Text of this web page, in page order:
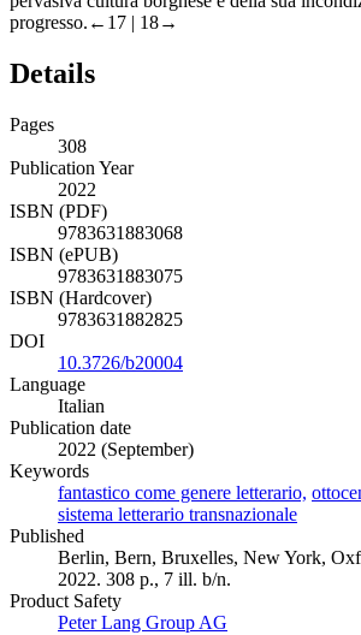
progresso. ←17 | 18→
Details
Pages
308
Publication Year
2022
ISBN (PDF)
9783631883068
ISBN (ePUB)
9783631883075
ISBN (Hardcover)
9783631882825
DOI
10.3726/b20004
Language
Italian
Publication date
2022 (September)
Keywords
fantastico come genere letterario,
sistema letterario transnazionale
Published
Berlin, Bern, Bruxelles, New York,
2022. 308 p., 7 ill. b/n.
Product Safety
Peter Lang Group AG